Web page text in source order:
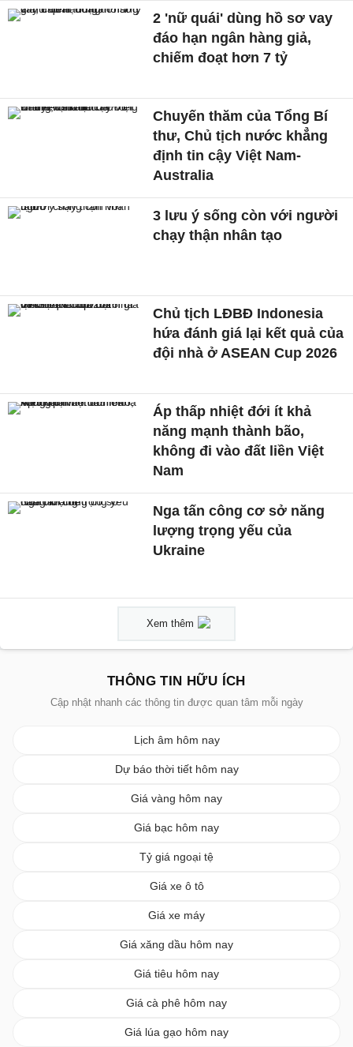
2 'nữ quái' dùng hồ sơ vay
đáo hạn ngân hàng giả,
chiếm đoạt hơn 7 tỷ
Chuyến thăm của Tổng Bí
thư, Chủ tịch nước khẳng
định tin cậy Việt Nam-
Australia
3 lưu ý sống còn với người
chạy thận nhân tạo
Chủ tịch LĐBĐ Indonesia
hứa đánh giá lại kết quả của
đội nhà ở ASEAN Cup 2026
Áp thấp nhiệt đới ít khả
năng mạnh thành bão,
không đi vào đất liền Việt
Nam
Nga tấn công cơ sở năng
lượng trọng yếu của
Ukraine
Xem thêm
THÔNG TIN HỮU ÍCH
Cập nhật nhanh các thông tin được quan tâm mỗi ngày
Lịch âm hôm nay
Dự báo thời tiết hôm nay
Giá vàng hôm nay
Giá bạc hôm nay
Tỷ giá ngoại tệ
Giá xe ô tô
Giá xe máy
Giá xăng dầu hôm nay
Giá tiêu hôm nay
Giá cà phê hôm nay
Giá lúa gạo hôm nay